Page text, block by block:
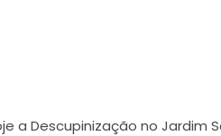
a Descupinização no Jardim